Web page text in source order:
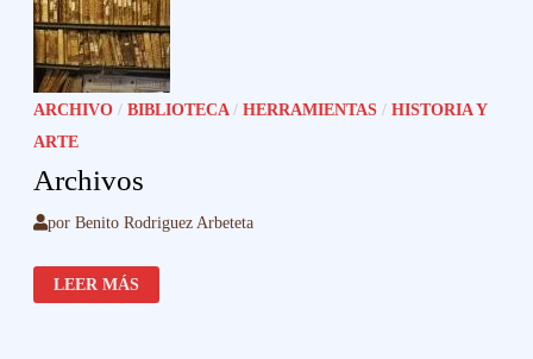
ARCHIVO /BIBLIOTECA/HERRAMIENTAS /HISTORIA Y
ARTE
Archivos
porBenito Rodriguez Arbeteta
ARCHIVOS
LEER MÁS